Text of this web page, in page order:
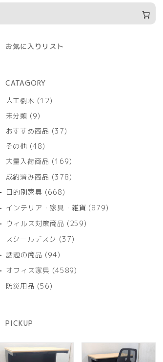
お気に入りリスト
CATAGORY
人工樹木
1212
商
未分類 99
の
商
おすすめ商品 3737
商
その他 4848
の
商
大量入荷商品 169169
の
成約済み商品 378378
商
目的別家具 668668
の
商
インテリア・家具・雑貨 879879
ウィルス対策商品 259259
スクールデスク 3737
商
話題の商品 9494
の
オフィス家具 45894589
防災用品 5656
PICKUP